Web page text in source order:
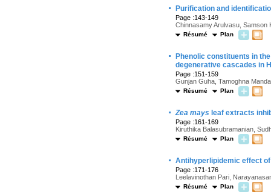
· Purification and
Page :143-149
Chinnasamy Arulvasu, Samson
Résumé Plan
·
Phenolic constituents in
degenerative cascades in
Page :151-159
Gunjan Guha, Tamoghna
Résumé Plan
· Zea mays leaf extracts
Page :161-169
Kiruthika Balasubramanian,
Résumé Plan
· Antihyperlipidemic effect
Page :171-176
Leelavinothan Pari,
Résumé Plan